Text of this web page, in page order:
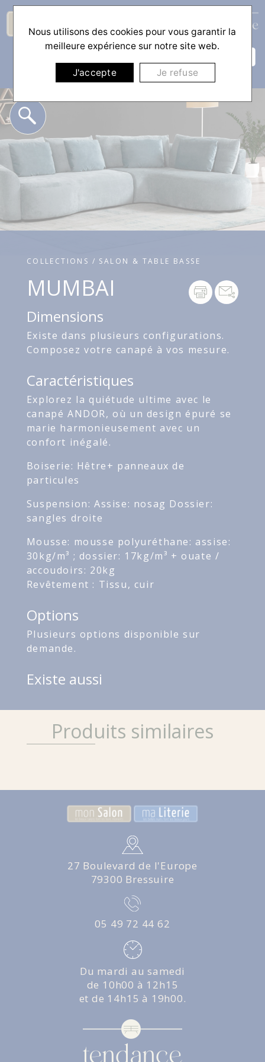
☰
COLLECTIONS / SALON & TABLE BASSE
MUMBAI
Dimensions
Existe dans plusieurs configurations.
Composez votre canapé à vos mesure.
Caractéristiques
Explorez la quiétude ultime avec le
canapé ANDOR, où un design épuré se
marie harmonieusement avec un
confort inégalé.
Boiserie: Hêtre+ panneaux de
particules
Suspension: Assise: nosag Dossier:
sangles droite
Mousse: mousse polyuréthane: assise:
30kg/m³ ; dossier: 17kg/m³ + ouate /
accoudoirs: 20kg
Revêtement : Tissu, cuir
Options
Plusieurs options disponible sur
demande.
Existe aussi
Produits similaires
27 Boulevard de l'Europe
79300 Bressuire
05 49 72 44 62
Du mardi au samedi
de 10h00 à 12h15
et de 14h15 à 19h00.
Nous utilisons des cookies pour vous garantir la
meilleure expérience sur notre site web.
J'accepte Je refuse